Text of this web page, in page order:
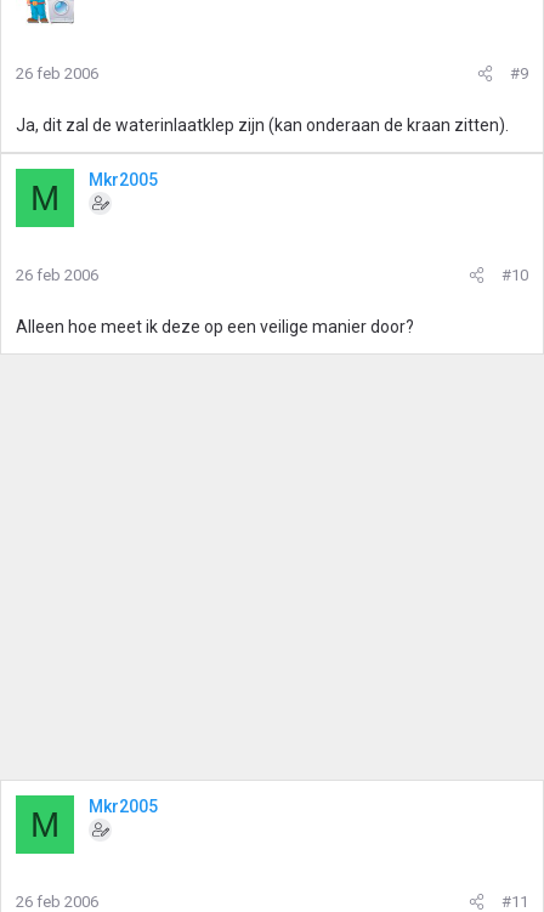
26 feb 2006 #9
Ja, dit zal de waterinlaatklep zijn (kan onderaan de kraan zitten).
M Mkr2005
26 feb 2006 #10
Alleen hoe meet ik deze op een veilige manier door?
M Mkr2005
26 feb 2006 #11